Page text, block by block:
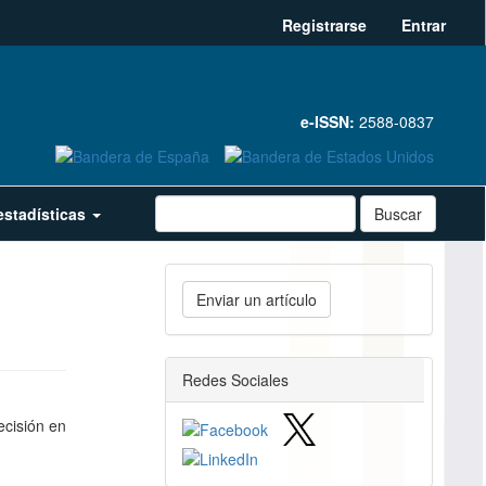
e-ISSN: 2588-0837
Registrarse Entrar
Buscar
en
Enviar
un
artículo
Enviar un artículo
redes_sociales
Redes Sociales